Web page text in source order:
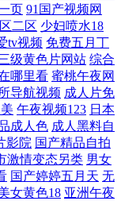
利 av爱导航色 草莓视
人人偷
页 91国产视频网
二区 少妇喷水18
tv视频 免费五月丁
级黄色片网站 综合
哪里看 蜜桃午夜网
导航视频 成人片免
午夜视频123 日本
成人色 成人黑料自
影院 国产精品自拍
激情变态另类 男女
国产婷婷五月天 无
女黄色18 亚洲午夜